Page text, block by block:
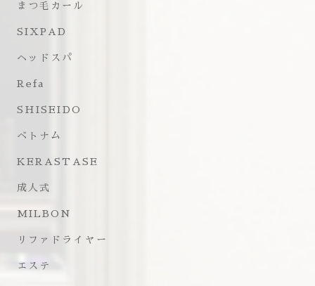
まつ毛カール
SIXPAD
ヘッドスパ
Refa
SHISEIDO
ベトナム
KERASTASE
成人式
MILBON
リファドライヤー
エステ